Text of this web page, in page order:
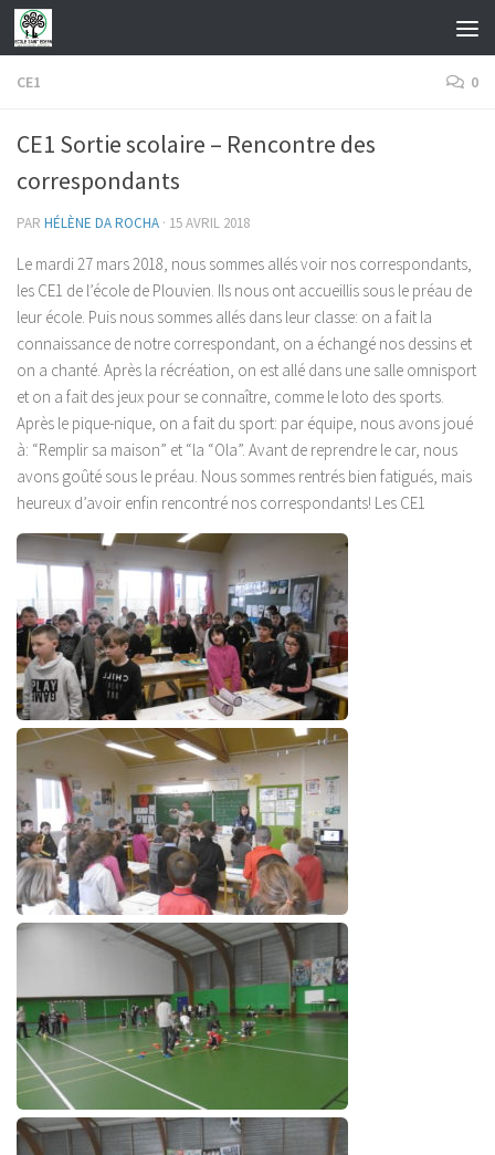
Skip to content
CE1 0
CE1 Sortie scolaire – Rencontre des
correspondants
PAR HÉLÈNE DA ROCHA · 15 AVRIL 2018
Le mardi 27 mars 2018, nous sommes allés voir nos correspondants,
les CE1 de l’école de Plouvien. Ils nous ont accueillis sous le préau de
leur école. Puis nous sommes allés dans leur classe: on a fait la
connaissance de notre correspondant, on a échangé nos dessins et
on a chanté. Après la récréation, on est allé dans une salle omnisport
et on a fait des jeux pour se connaître, comme le loto des sports.
Après le pique-nique, on a fait du sport: par équipe, nous avons joué
à: “Remplir sa maison” et “la “Ola”. Avant de reprendre le car, nous
avons goûté sous le préau. Nous sommes rentrés bien fatigués, mais
heureux d’avoir enfin rencontré nos correspondants! Les CE1